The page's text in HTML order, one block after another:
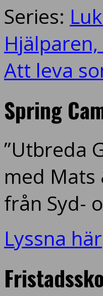
Series:
Att leva
Spring
”Utbreda
med Mats
från Syd-
Lyssna här